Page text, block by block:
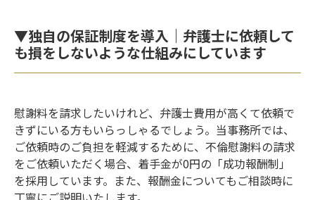
▼独自の保証制度を導入｜弁護士に依頼して
も損をしないような仕組みにしています
慰謝料を請求したいけれど、弁護士費用が高くて依頼で
きずにいる方もいらっしゃるでしょう。当事務所では、
ご依頼時のご負担を軽減するために、不倫慰謝料の請求
をご依頼いただく場合、着手金が0円の「成功報酬制」
を採用しています。また、報酬金についてもご相談時に